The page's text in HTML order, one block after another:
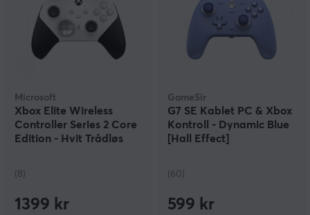
Microsoft
Xbox Elite Wireless
Controller Series 2 Core
Edition - Hvit Trådløs
(8)
1399 kr
GameSir
G7 SE Kablet PC & Xbox
Kontroll - Dynamic Blue
[Hall Effect]
(60)
599 kr